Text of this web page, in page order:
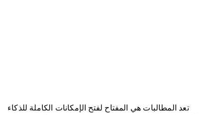
تعد المطالبات هي المفتاح لفتح الإمكانات الكاملة للذكاء